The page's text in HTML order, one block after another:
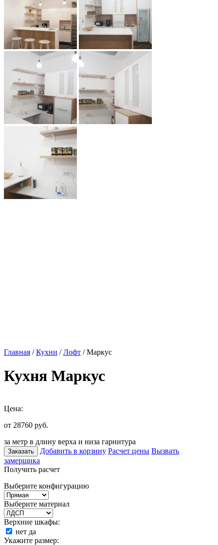
Главная /Кухни /Лофт / Маркус
Кухня Маркус
Цена:
от 28760 руб.
за метр в длину верха и низа гарнитура
Заказать Добавить в корзину Расчет цены Вызвать
замерщика
Получить расчет
Выберите конфигурацию
Выберите материал
Верхние шкафы:
нет да
Укажите размер: